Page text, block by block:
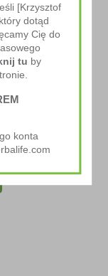
[Krzysztof
dotąd
Cię do
tu by
konta